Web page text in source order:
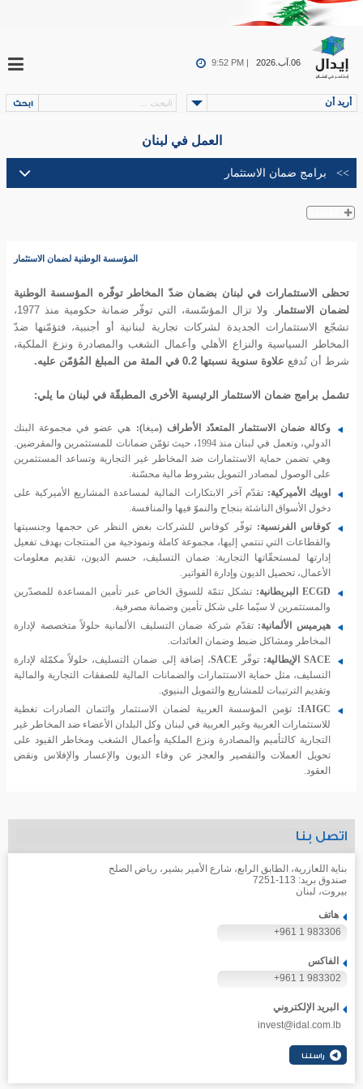
06.آب.2026 9:52 PM |
أريد أن
العمل في لبنان
المؤسسة الوطنية لضمان الاستثمار
تحظى الاستثمارات في لبنان بضمان ضدّ المخاطر توفّره المؤسسة الوطنية
لضمان الستثمار
. ولا تزال المؤسّسة، التي توفّر ضمانة حكومية منذ 1977،
تشجّع الاستثمارات الجديدة لشركات تجارية لبنانية أو أجنبية، فتؤمّنها ضدّ
المخاطر السياسية والنزاع الأهلي وأعمال الشغب والمصادرة ونزع الملكية،
شرط أن تُدفع علاوة سنوية نسبتها 0.2 في المئة من المبلغ المُؤمّن عليه.
تشمل برامج ضمان الاستثمار الرئيسية الأخرى المطبقّة في لبنان ما يلي:
وكالة ضمان الاستثمار المتعدّد الأطراف (ميغا): هي عضو في مجموعة البنك
الدولي، وتعمل في لبنان منذ 1994، حيث تؤمّن ضمانات للمستثمرين والمقرضين.
وهي تضمن حماية الاستثمارات ضد المخاطر غير التجارية وتساعد المستثمرين
على الوصول لمصادر التمويل بشروط مالية محسّنة.
اوبيك
الأميركية: تقدّم آخر الابتكارات المالية لمساعدة المشاريع الأميركية على
دخول الأسواق الناشئة بنجاح والنموّ فيها والمنافسة.
كوفاس
الفرنسية: توفّر كوفاس للشركات بغض النظر عن حجمها وجنسيتها
والقطاعات التي تنتمي إليها، مجموعة كاملة ونموذجية من المنتجات بهدف تفعيل
إدارتها لمستحقّاتها التجارية: ضمان التسليف، حسم الديون، تقديم معلومات
الأعمال، تحصيل الديون وإدارة الفواتير.
ECGD
البريطانية: تشكل تتمّة للسوق الخاص عبر تأمين المساعدة للمصدّرين
والمستثمرين لا سيّما على شكل تأمين وضمانة مصرفية.
هيرميس
الألمانية: تقدّم شركة ضمان التسليف الألمانية حلولاً متخصصة لإدارة
المخاطر ومشاكل ضبط وضمان العائدات.
SACE
الإيطالية: توفّرSACE، إضافة إلى ضمان التسليف، حلولاً مكمّلة لإدارة
التسليف، مثل حماية الاستثمارات والضمانات المالية للصفقات التجارية والمالية
وتقديم الترتيبات للمشاريع والتمويل البنيوي.
IAIGC
: تؤمن المؤسسة العربية لضمان الاستثمار وائتمان الصادرات تغطية
للاستثمارات العربية وغير العربية في لبنان وكل البلدان الأعضاء ضد المخاطر غير
التجارية كالتأميم والمصادرة ونزع الملكية وأعمال الشغب ومخاطر القيود على
تحويل العملات والتقصير والعجز عن وفاء الديون والإعسار والإفلاس ونقض
العقود.
اتصل بنا
بناية اللعازرية، الطابق الرابع، شارع الأمير بشير، رياض الصلح
صندوق بريد: 113-7251
بيروت، لبنان
هاتف
+961 1 983306
الفاكس
+961 1 983302
البريد الإلكتروني
invest@idal.com.lb